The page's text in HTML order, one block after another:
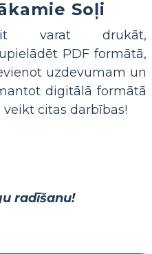
Soļi
varat drukāt,
PDF formātā,
uzdevumam un
digitālā formātā
veikt citas darbības!
radīšanu!